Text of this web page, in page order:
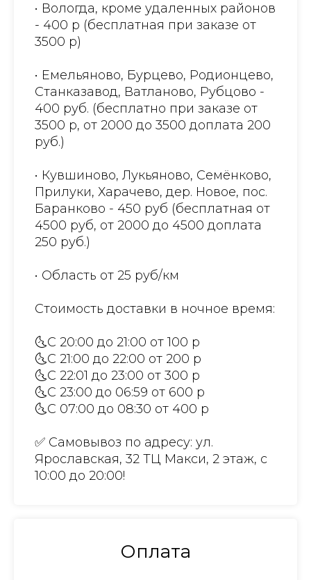
• Вологда, кроме удаленных районов
- 400 р (бесплатная при заказе от
3500 р)
• Емельяново, Бурцево, Родионцево,
Станказавод, Ватланово, Рубцово -
400 руб. (бесплатно при заказе от
3500 р, от 2000 до 3500 доплата 200
руб.)
• Кувшиново, Лукьяново, Семёнково,
Прилуки, Харачево, дер. Новое, пос.
Баранково - 450 руб (бесплатная от
4500 руб, от 2000 до 4500 доплата
250 руб.)
• Область от 25 руб/км
Стоимость доставки в ночное время:
🌜С 20:00 до 21:00 от 100 р
🌜С 21:00 до 22:00 от 200 р
🌜С 22:01 до 23:00 от 300 р
🌜С 23:00 до 06:59 от 600 р
🌜С 07:00 до 08:30 от 400 р
✅ Самовывоз по адресу: ул.
Ярославская, 32 ТЦ Макси, 2 этаж, с
10:00 до 20:00!
Оплата